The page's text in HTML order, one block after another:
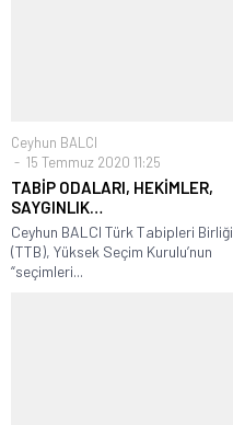
Ceyhun BALCI
15 Temmuz 2020 11:25
TABİP ODALARI, HEKİMLER,
SAYGINLIK…
Ceyhun BALCI Türk Tabipleri Birliği
(TTB), Yüksek Seçim Kurulu’nun
“seçimleri...